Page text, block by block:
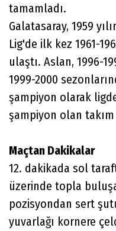
tamamladı.
Galatasaray, 1959
Lig'de ilk kez 1961-
ulaştı. Aslan, 1996-
1999-2000
şampiyon olarak
şampiyon olan
Maçtan Dakikalar
12. dakikada sol
üzerinde topla
pozisyondan sert
yuvarlağı kornere